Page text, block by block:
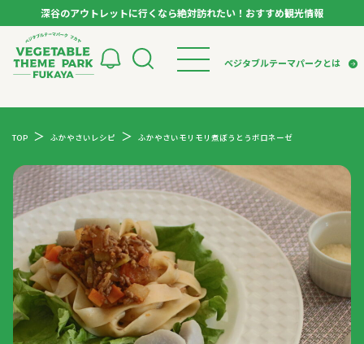
深谷のアウトレットに行くなら絶対訪れたい！おすすめ観光情報
ベジタブルテーマパークとは
スポット
イベント
体験
特集記事
ベジタブルテーマパークとは
VTPキャストミーティング
市長インタビュー
生産者インタビュー
アンバサダー
お役立ち情報
レシピ集
TOP ふかやさいレシピ ふかやさいモリモリ煮ぼうとうボロネーゼ